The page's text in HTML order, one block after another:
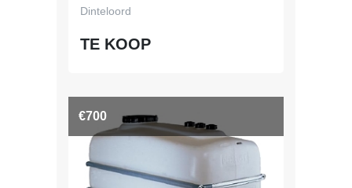
Dinteloord
TE KOOP
€700